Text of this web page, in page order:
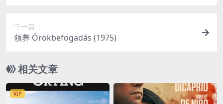
下一篇
领养 Örökbefogadás (1975)
相关文章
VIP